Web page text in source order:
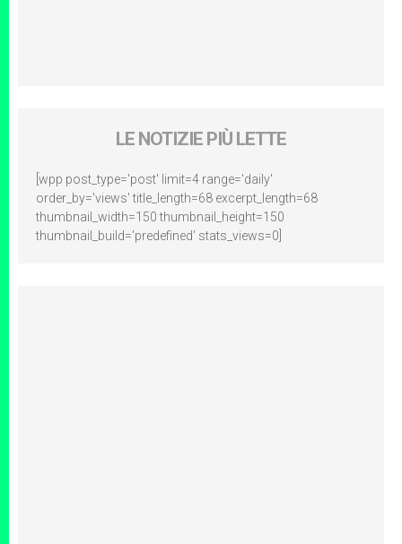
LE NOTIZIE PIÙ LETTE
[wpp post_type='post' limit=4 range='daily'
order_by='views' title_length=68 excerpt_length=68
thumbnail_width=150 thumbnail_height=150
thumbnail_build='predefined' stats_views=0]